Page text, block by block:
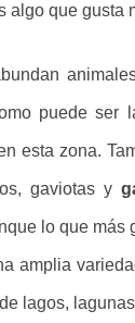
algo que gusta
puede
esta zona.
gaviotas y
lo que
amplia
lagos,